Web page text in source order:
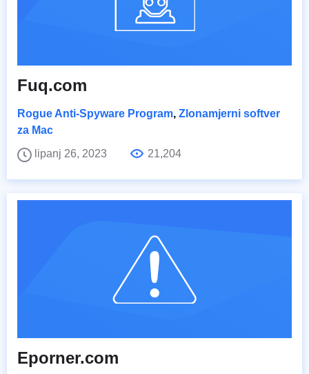
Fuq.com
Rogue Anti-Spyware Program, Zlonamjerni softver
za Mac
lipanj 26, 2023
21,204
Eporner.com